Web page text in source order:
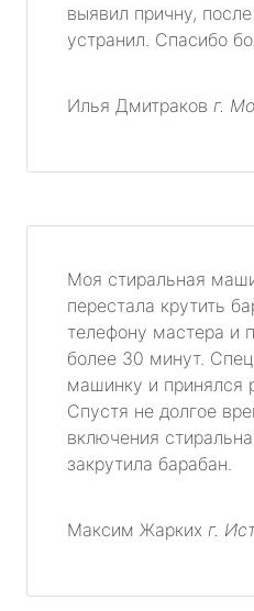
выявил причну,
устранил. Спасибо
Илья Дмитраков г.
Моя стиральная
перестала крутить
телефону мастера и
более 30 минут.
машинку и принялся
Спустя не долгое
включения
закрутила барабан.
Максим Жарких г.